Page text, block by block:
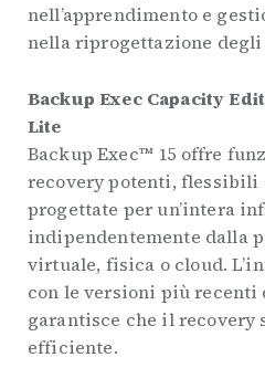
nell’apprendimento e
nella riprogettazione
Backup Exec Capacity
Lite
Backup Exec™ 15 offre
recovery potenti,
progettate per un’intera
indipendentemente dalla
virtuale, fisica o cloud.
con le versioni più recenti
garantisce che il recovery
efficiente.